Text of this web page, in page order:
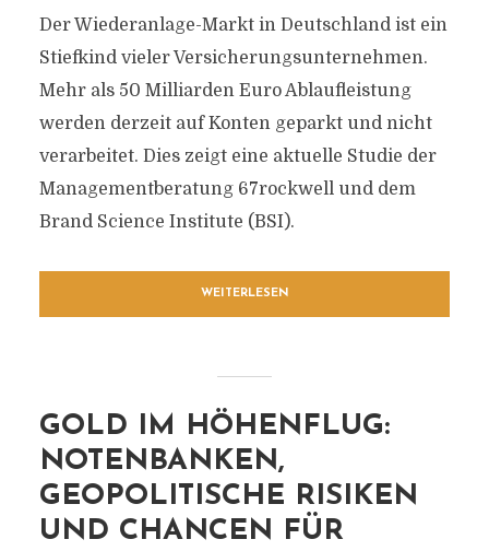
Der Wiederanlage-Markt in Deutschland ist ein
Stiefkind vieler Versicherungsunternehmen.
Mehr als 50 Milliarden Euro Ablaufleistung
werden derzeit auf Konten geparkt und nicht
verarbeitet. Dies zeigt eine aktuelle Studie der
Managementberatung 67rockwell und dem
Brand Science Institute (BSI).
WEITERLESEN
GOLD IM HÖHENFLUG:
NOTENBANKEN,
GEOPOLITISCHE RISIKEN
UND CHANCEN FÜR